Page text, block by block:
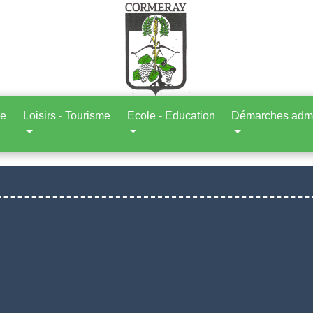
Loisirs - Tourisme Ecole - Education Démarches